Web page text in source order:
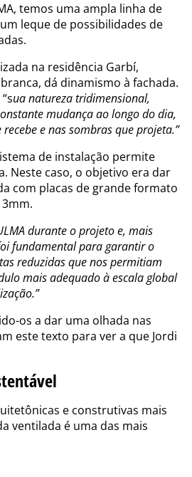
temos uma ampla linha de
leque de possibilidades de
na residência Garbí,
dá dinamismo à fachada.
ua natureza tridimensional,
mudança ao longo do dia,
e nas sombras que projeta.”
de instalação permite
Neste caso, o objetivo era dar
com placas de grande formato
durante o projeto e, mais
fundamental para garantir o
reduzidas que nos permitiam
mais adequado à escala global
os a dar uma olhada nas
este texto para ver a que Jordi
e construtivas mais
ventilada é uma das mais